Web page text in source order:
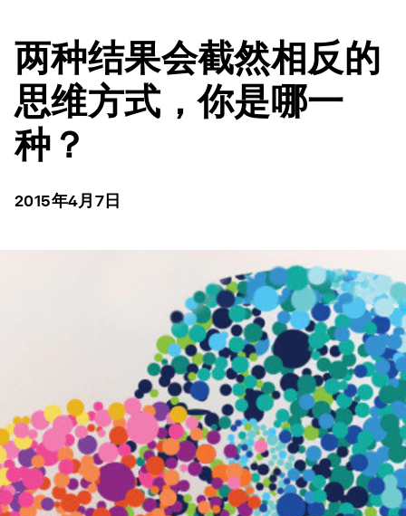
两种结果会截然相反的
思维方式，你是哪一
种？
2015年4月7日